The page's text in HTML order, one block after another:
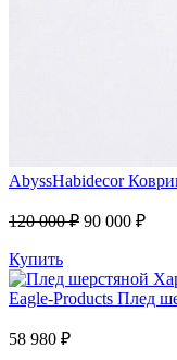
AbyssHabidecor
120 000 ₽ 90 000 ₽
Купить
Eagle-Products Плед
58 980 ₽